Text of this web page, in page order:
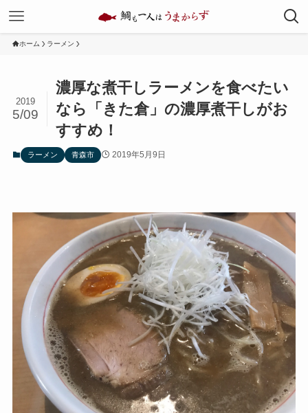
ホーム ラーメン
濃厚な煮干しラーメンを食べたい
なら「きた倉」の濃厚煮干しがお
すすめ！
2019
5/09
ラーメン 青森市 2019年5月9日